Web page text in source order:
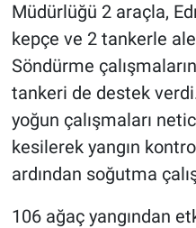
Müdürlüğü 2 araçla,
kepçe ve 2 tankerle
Söndürme
tankeri de destek
yoğun çalışmaları
kesilerek yangın
ardından soğutma
106 ağaç yangından